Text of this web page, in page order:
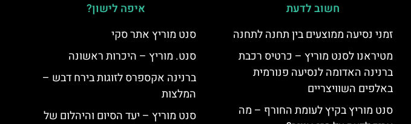
חשוב לדעת
זמני נסיעה ממוצעים בין תחנה לתחנה
מטיראנו לסנט מוריץ – כרטיס רכבת
ברנינה האדומה לנסיעה פנורמית
באלפים השוויצריים
סנט מוריץ בקיץ לעומת החורף – מה
איפה לישון?
סנט מוריץ אתר סקי
סנט. מוריץ – היכרות ראשונה
ברנינה אקספרס לזוגות בירח דבש –
המלצות
סנט מוריץ – יעד הסיום והיהלום של